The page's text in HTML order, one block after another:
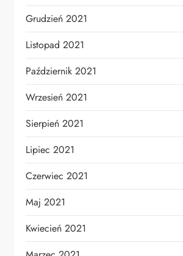
Grudzień 2021
Listopad 2021
Październik 2021
Wrzesień 2021
Sierpień 2021
Lipiec 2021
Czerwiec 2021
Maj 2021
Kwiecień 2021